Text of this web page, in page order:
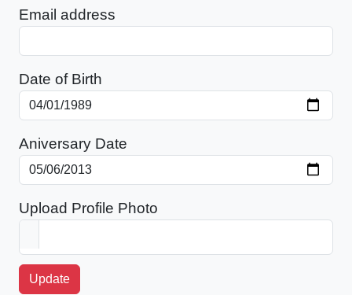
Email address
Date of Birth
Aniversary Date
Upload Profile Photo
Update